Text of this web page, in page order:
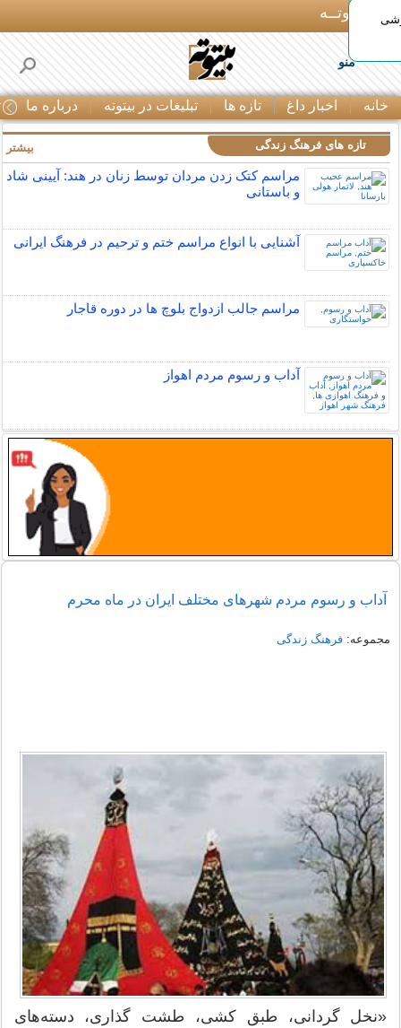
بـیتوتــه
منو
خانه اخبار داغ تازه ها تبلیغات در بیتوته درباره ما
تازه های فرهنگ زندگی
مراسم کتک زدن مردان توسط زنان در هند: آیینی شاد
و باستانی
آشنایی با انواع مراسم ختم و ترحیم در فرهنگ ایرانی
مراسم جالب ازدواج بلوچ ها در دوره قاجار
آداب و رسوم مردم اهواز
بیشتر
آداب و رسوم مردم شهرهای مختلف ایران در ماه محرم
مجموعه:فرهنگ زندگی
«نخل گردانی، طبق کشی، طشت گذاری، دسته‌های